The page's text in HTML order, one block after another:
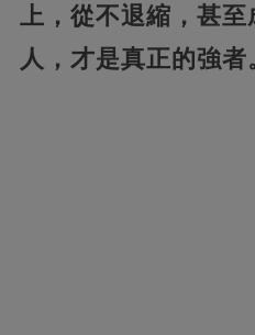
上，從不退縮，甚
人，才是真正的強者